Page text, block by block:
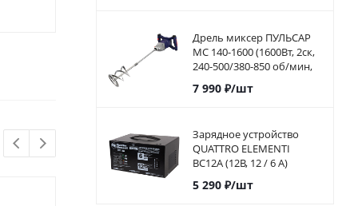
Дрель миксер ПУЛЬСАР
МС 140-1600 (1600Вт, 2ск,
240-500/380-850 об/мин,
пл. пуск, насадка 140 мм)
7 990₽/шт
Зарядное устройство
QUATTRO ELEMENTI
BC12A (12В, 12 / 6 А)
автомат
5 290₽/шт